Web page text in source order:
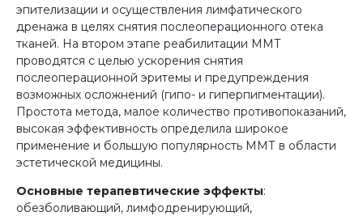
эпителизации и осуществления лимфатического
дренажа в целях снятия послеоперационного отека
тканей. На втором этапе реабилитации ММТ
проводятся с целью ускорения снятия
послеоперационной эритемы и предупреждения
возможных осложнений (гипо- и гиперпигментации).
Простота метода, малое количество противопоказаний,
высокая эффективность определила широкое
применение и большую популярность ММТ в области
эстетической медицины.
Основные терапевтические эффекты:
обезболивающий, лимфодренирующий,